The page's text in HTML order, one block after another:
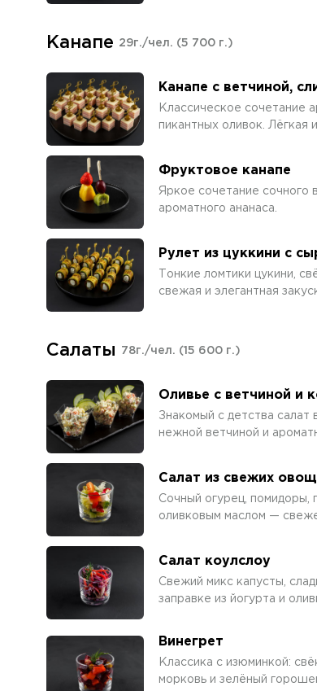
Канапе 29г./чел. (5 700 г.)
Канапе с ветчиной,
Классическое сочетание
пикантных оливок. Лёгкая
Фруктовое канапе
Яркое сочетание сочного
ароматного ананаса.
Рулет из цуккини с
Тонкие ломтики цукини,
свежая и элегантная
Салаты 78г./чел. (15 600 г.)
Оливье с ветчиной и
Знакомый с детства салат
нежной ветчиной и
Салат из свежих
Сочный огурец, помидоры,
оливковым маслом —
Салат коулслоу
Свежий микс капусты,
заправке из йогурта и
Винегрет
Классика с изюминкой:
морковь и зелёный